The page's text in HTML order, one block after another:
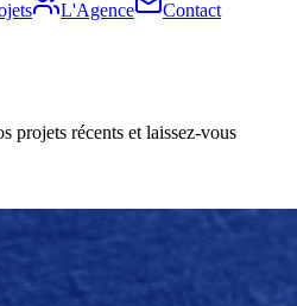
L'Agence
Contact
projets récents et laissez-vous